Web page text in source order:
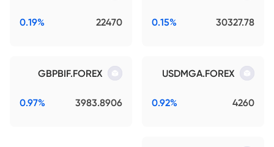
30327.78
0.15%
22470
0.19%
USDMGA.FOREX
4260
0.92%
GBPBIF.FOREX
3983.8906
0.97%